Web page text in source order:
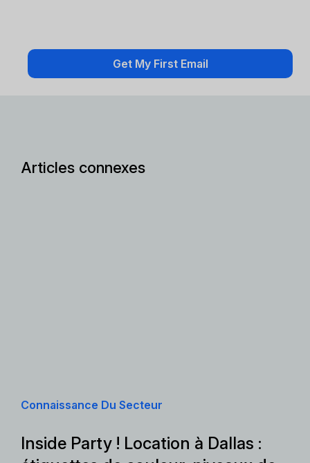
Articles connexes
Connaissance Du Secteur
Inside Party ! Location à Dallas :